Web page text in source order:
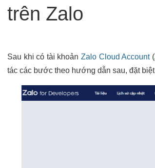
trên Zalo
Sau khi có tài khoảnZalo Cloud Account
tác các bước theo hướng dẫn sau, đặt